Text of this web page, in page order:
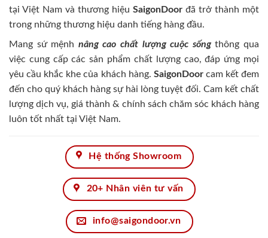
tại Việt Nam và thương hiệu SaigonDoor đã trở thành một
trong những thương hiệu danh tiếng hàng đầu.
Mang sứ mệnh nâng cao chất lượng cuộc sốngthông qua
việc cung cấp các sản phẩm chất lượng cao, đáp ứng mọi
yêu cầu khắc khe của khách hàng. SaigonDoorcam kết đem
đến cho quý khách hàng sự hài lòng tuyệt đối. Cam kết chất
lượng dịch vụ, giá thành & chính sách chăm sóc khách hàng
luôn tốt nhất tại Việt Nam.
Hệ thống Showroom
20+ Nhân viên tư vấn
info@saigondoor.vn